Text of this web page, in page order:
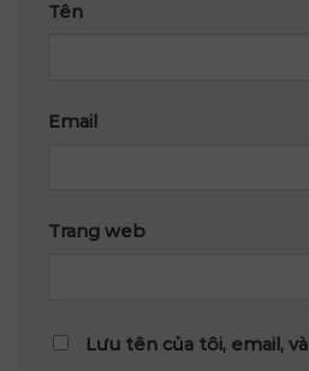
Tên
Email
Trang web
Lưu tên của tôi, email,